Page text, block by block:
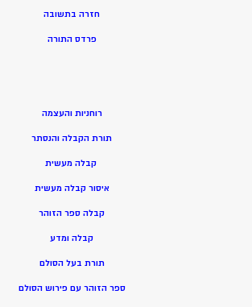
חזרה בתשובה
פרדס התורה
רוחניות והעצמה
תורת הקבלה והנסתר
קבלה מעשית
איסור קבלה מעשית
קבלה ספר הזוהר
קבלה ומדע
תורת בעל הסולם
ספר הזוהר עם פירוש הסולם